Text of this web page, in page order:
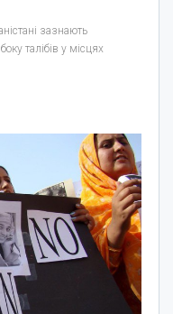
зазнають
талібів у місцях